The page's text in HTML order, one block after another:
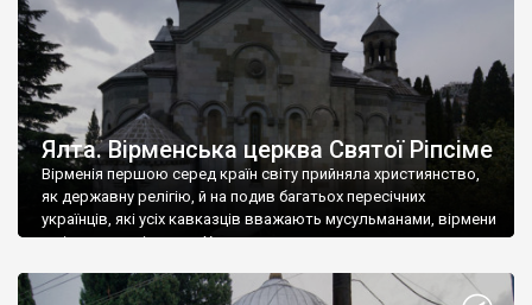
Ялта. Вірменська церква Святої Ріпсіме
Вірменія першою серед країн світу прийняла християнство,
як державну релігію, й на подив багатьох пересічних
українців, які усіх кавказців вважають мусульманами, вірмени
є відданими вірянами Христа